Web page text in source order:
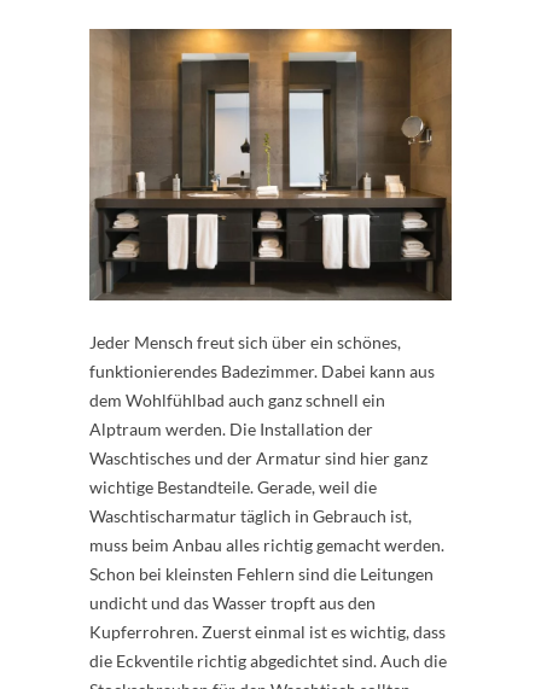
Jeder Mensch freut sich über ein schönes,
funktionierendes Badezimmer. Dabei kann aus
dem Wohlfühlbad auch ganz schnell ein
Alptraum werden. Die Installation der
Waschtisches und der Armatur sind hier ganz
wichtige Bestandteile. Gerade, weil die
Waschtischarmatur täglich in Gebrauch ist,
muss beim Anbau alles richtig gemacht werden.
Schon bei kleinsten Fehlern sind die Leitungen
undicht und das Wasser tropft aus den
Kupferrohren. Zuerst einmal ist es wichtig, dass
die Eckventile richtig abgedichtet sind. Auch die